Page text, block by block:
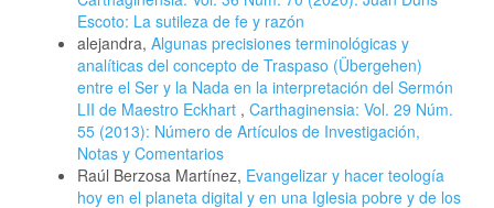
Escoto: La sutileza de fe y razón
alejandra, Algunas precisiones terminológicas y
analíticas del concepto de Traspaso (Übergehen)
entre el Ser y la Nada en la interpretación del Sermón
LII de Maestro Eckhart , Carthaginensia: Vol. 29 Núm.
55 (2013): Número de Artículos de Investigación,
Notas y Comentarios
Raúl Berzosa Martínez, Evangelizar y hacer teología
hoy en el planeta digital y en una Iglesia pobre y de los